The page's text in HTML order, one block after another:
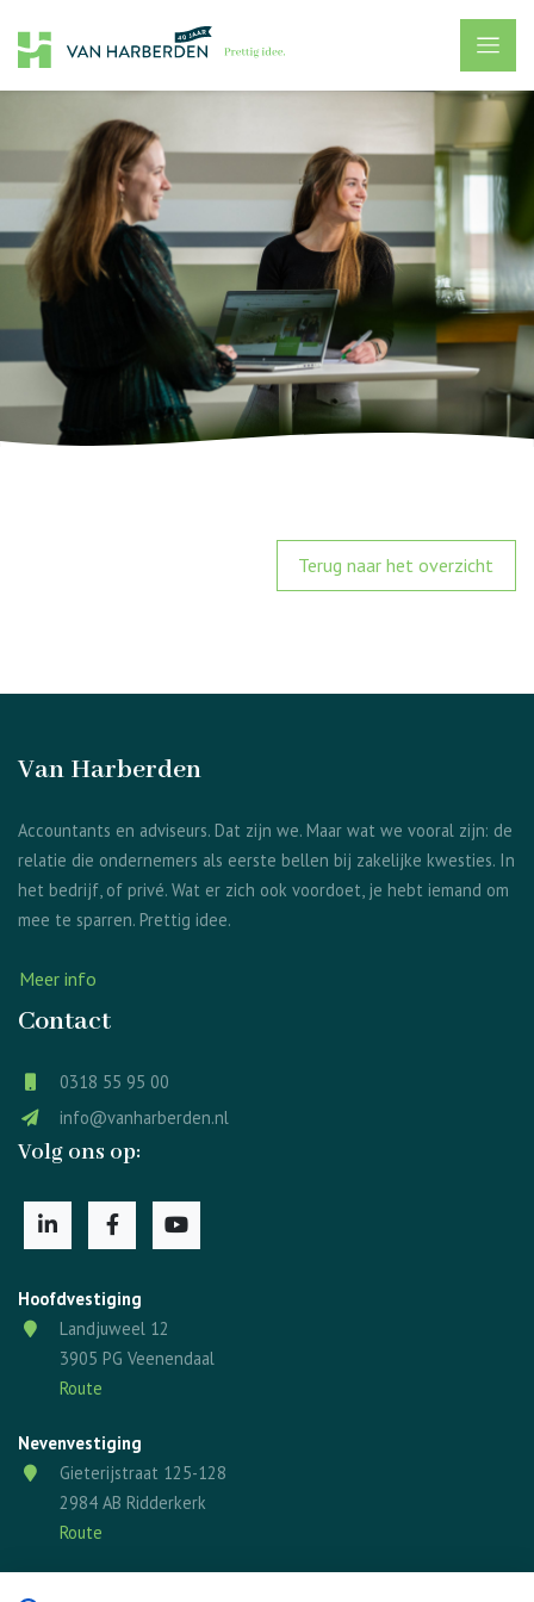
Terug naar het overzicht
Van Harberden
Accountants en adviseurs. Dat zijn we. Maar wat we vooral zijn: de
relatie die ondernemers als eerste bellen bij zakelijke kwesties. In
het bedrijf, of privé. Wat er zich ook voordoet, je hebt iemand om
mee te sparren. Prettig idee.
Meer info
Contact
0318 55 95 00
info@vanharberden.nl
Volg ons op:
Hoofdvestiging
Landjuweel 12
3905 PG Veenendaal
Route
Nevenvestiging
Gieterijstraat 125-128
2984 AB Ridderkerk
Route